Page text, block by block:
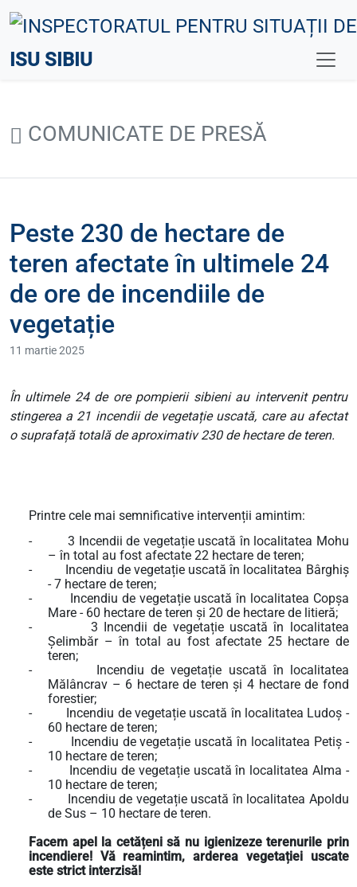
ISU SIBIU
COMUNICATE DE PRESĂ
Peste 230 de hectare de
teren afectate în ultimele 24
de ore de incendiile de
vegetație
11 martie 2025
În ultimele 24 de ore pompierii sibieni au intervenit pentru
stingerea a 21 incendii de vegetație uscată, care au afectat
o suprafață totală de aproximativ 230 de hectare de teren.
Printre cele mai semnificative intervenții amintim:
-
3 Incendii de vegetație uscată în localitatea Mohu
– în total au fost afectate 22 hectare de teren;
-
Incendiu de vegetație uscată în localitatea Bârghiș
- 7 hectare de teren;
-
Incendiu de vegetație uscată în localitatea Copșa
Mare - 60 hectare de teren și 20 de hectare de litieră;
-
3 Incendii de vegetație uscată în localitatea
Șelimbăr – în total au fost afectate 25 hectare de
teren;
-
Incendiu de vegetație uscată în localitatea
Mălâncrav – 6 hectare de teren și 4 hectare de fond
forestier;
-
Incendiu de vegetație uscată în localitatea Ludoș -
60 hectare de teren;
-
Incendiu de vegetație uscată în localitatea Petiș -
10 hectare de teren;
-
Incendiu de vegetație uscată în localitatea Alma -
10 hectare de teren;
-
Incendiu de vegetație uscată în localitatea Apoldu
de Sus – 10 hectare de teren.
Facem apel la cetățeni să nu igienizeze terenurile prin
incendiere! Vă reamintim, arderea vegetației uscate
este strict interzisă!